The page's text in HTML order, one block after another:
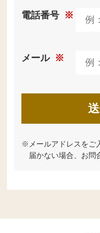
電話番号 ※
メール ※
※ メールアドレスをご
届かない場合、お問